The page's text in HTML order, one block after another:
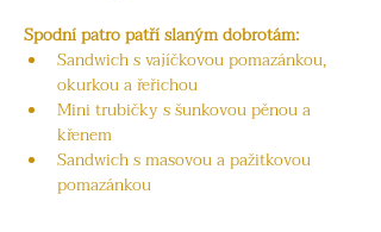
Spodní patro patří slaným dobrotám:
Sandwich s vajíčkovou pomazánkou,
okurkou a řeřichou
Mini trubičky s šunkovou pěnou a
křenem
Sandwich s masovou a pažitkovou
pomazánkou